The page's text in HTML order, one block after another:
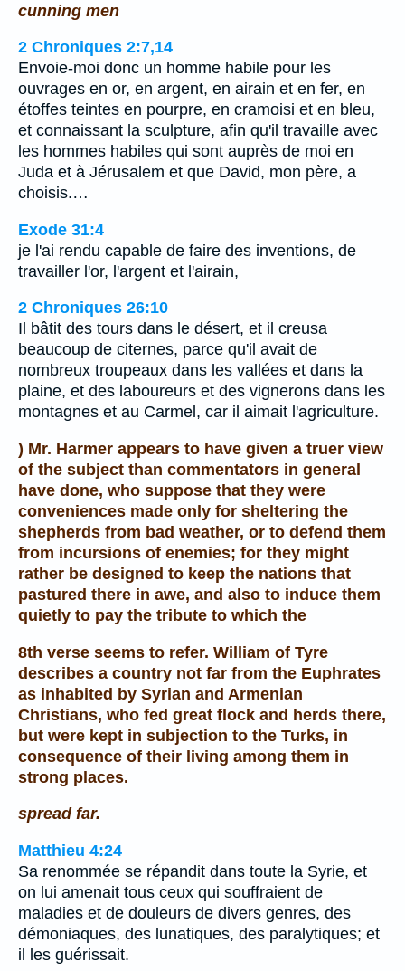
cunning men
2 Chroniques 2:7,14
Envoie-moi donc un homme habile pour les
ouvrages en or, en argent, en airain et en fer, en
étoffes teintes en pourpre, en cramoisi et en bleu,
et connaissant la sculpture, afin qu'il travaille avec
les hommes habiles qui sont auprès de moi en
Juda et à Jérusalem et que David, mon père, a
choisis.…
Exode 31:4
je l'ai rendu capable de faire des inventions, de
travailler l'or, l'argent et l'airain,
2 Chroniques 26:10
Il bâtit des tours dans le désert, et il creusa
beaucoup de citernes, parce qu'il avait de
nombreux troupeaux dans les vallées et dans la
plaine, et des laboureurs et des vignerons dans les
montagnes et au Carmel, car il aimait l'agriculture.
) Mr. Harmer appears to have given a truer view
of the subject than commentators in general
have done, who suppose that they were
conveniences made only for sheltering the
shepherds from bad weather, or to defend them
from incursions of enemies; for they might
rather be designed to keep the nations that
pastured there in awe, and also to induce them
quietly to pay the tribute to which the
8th verse seems to refer. William of Tyre
describes a country not far from the Euphrates
as inhabited by Syrian and Armenian
Christians, who fed great flock and herds there,
but were kept in subjection to the Turks, in
consequence of their living among them in
strong places.
spread far.
Matthieu 4:24
Sa renommée se répandit dans toute la Syrie, et
on lui amenait tous ceux qui souffraient de
maladies et de douleurs de divers genres, des
démoniaques, des lunatiques, des paralytiques; et
il les guérissait.